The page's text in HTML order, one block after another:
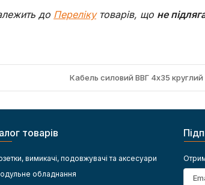
до Перелікутоварів, що не
Кабель силовий ВВГ 4х35
товарів
вимикачі, подовжувачі та аксесуари
обладнання